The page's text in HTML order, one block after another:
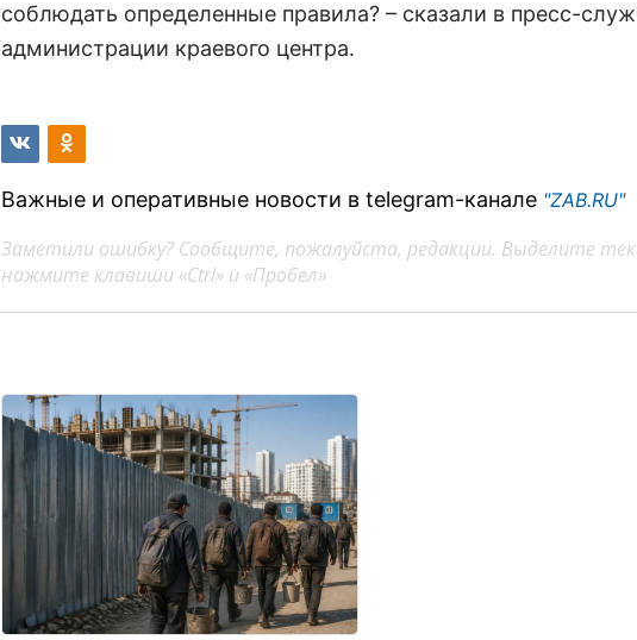
соблюдать определенные правила? – сказали в пресс-
администрации краевого центра.
Важные и оперативные новости в telegram-канале "ZAB.RU"
Заметили ошибку? Сообщите, пожалуйста, редакции. Выделите
нажмите клавиши «Ctrl» и «Пробел»